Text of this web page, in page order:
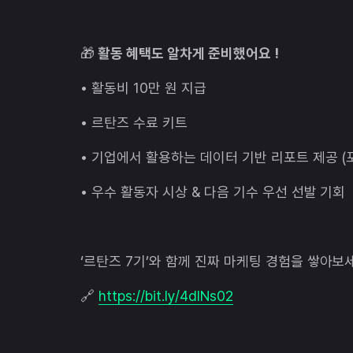
🎁 활동 혜택도 알차게 준비했어요 !
• 활동비 10만 원 지급
• 르탄즈 수료 키트
• 기업에서 활용하는 데이터 기반 리포트 제공 (
• 우수 활동자 시상 & 다음 기수 우선 선발 기회
‘르탄즈 7기’와 함께 진짜 마케팅 경험을 쌓아보
🔗 https://bit.ly/4dlNs02